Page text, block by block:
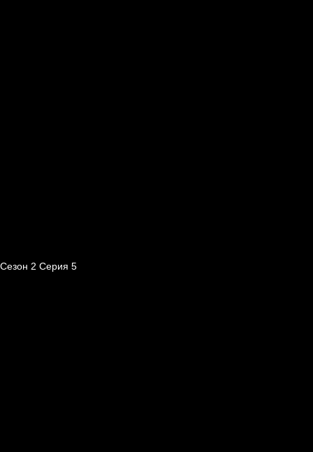
Сезон 2 Серия 5